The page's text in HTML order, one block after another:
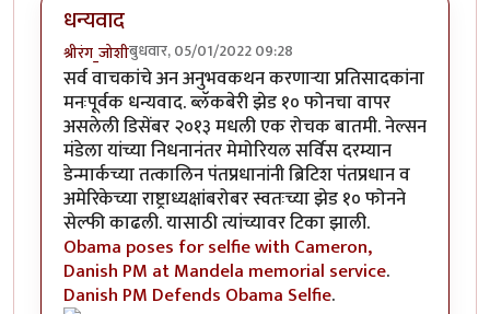
धन्यवाद
श्रीरंग_जोशीबुधवार, 05/01/2022 09:28
सर्व वाचकांचे अन अनुभवकथन करणार्‍या प्रतिसादकांना
मनःपूर्वक धन्यवाद. ब्लॅकबेरी झेड १० फोनचा वापर
असलेली डिसेंबर २०१३ मधली एक रोचक बातमी. नेल्सन
मंडेला यांच्या निधनानंतर मेमोरियल सर्विस दरम्यान
डेन्मार्कच्या तत्कालिन पंतप्रधानांनी ब्रिटिश पंतप्रधान व
अमेरिकेच्या राष्ट्राध्यक्षांबरोबर स्वतःच्या झेड १० फोनने
सेल्फी काढली. यासाठी त्यांच्यावर टिका झाली.
Obama poses for selfie with Cameron,
Danish PM at Mandela memorial service.
Danish PM Defends Obama Selfie.